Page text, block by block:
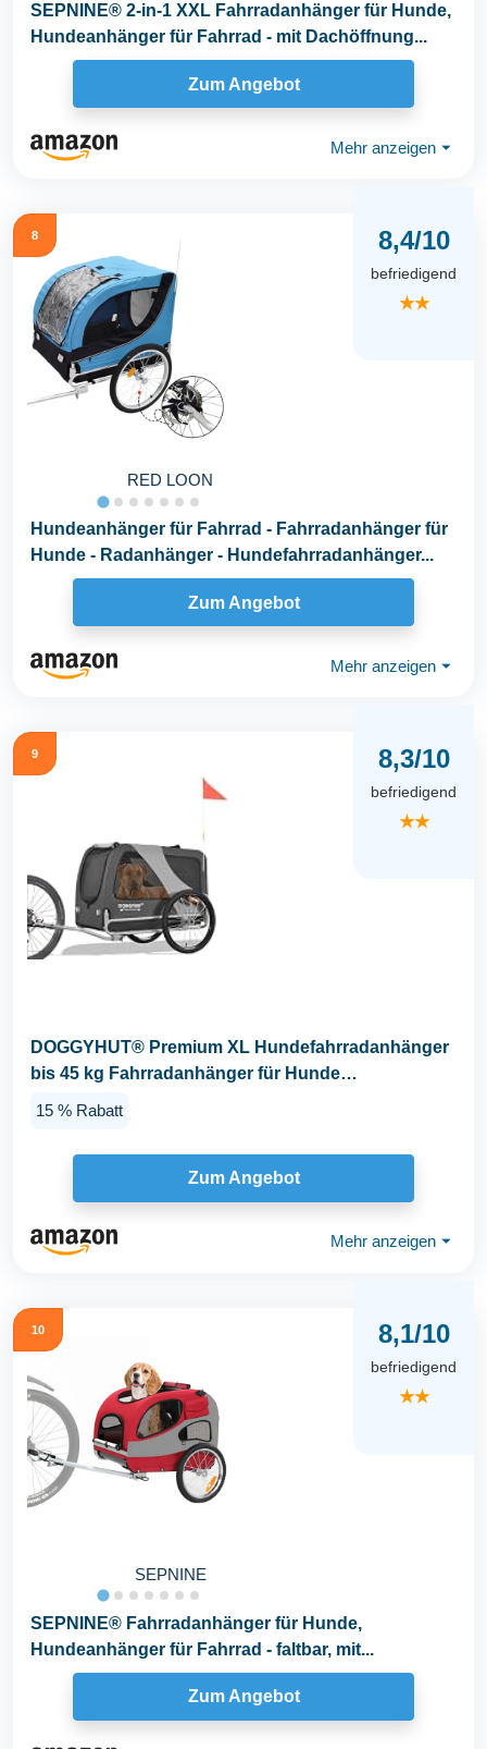
SEPNINE® 2-in-1 XXL Fahrradanhänger für Hunde,
Hundeanhänger für Fahrrad - mit Dachöffnung...
Zum Angebot
Mehr anzeigen ⏷
8
RED LOON
8,4/10
befriedigend
★★
Hundeanhänger für Fahrrad - Fahrradanhänger für
Hunde - Radanhänger - Hundefahrradanhänger...
Zum Angebot
Mehr anzeigen ⏷
9 8,3/10
befriedigend
★★
DOGGYHUT® Premium XL Hundefahrradanhänger
bis 45 kg Fahrradanhänger für Hunde
15 % Rabatt
Zum Angebot
Mehr anzeigen ⏷
10
SEPNINE
8,1/10
befriedigend
★★
SEPNINE® Fahrradanhänger für Hunde,
Hundeanhänger für Fahrrad - faltbar, mit...
Zum Angebot